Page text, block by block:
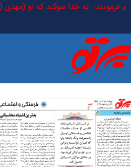
رفتن به محتوای اصلی
فرمودند: به خدا سوگند که او